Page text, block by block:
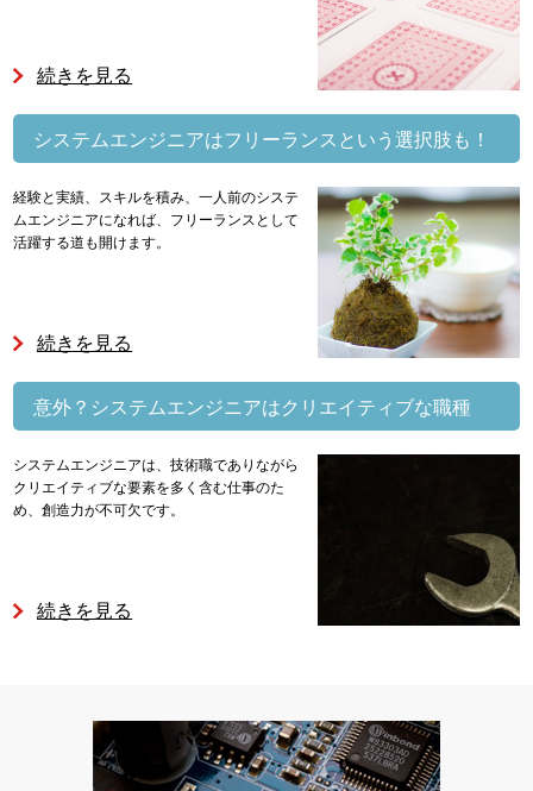
続きを見る
システムエンジニアはフリーランスという選択肢も！
経験と実績、スキルを積み、一人前のシステ
ムエンジニアになれば、フリーランスとして
活躍する道も開けます。
続きを見る
意外？システムエンジニアはクリエイティブな職種
システムエンジニアは、技術職でありながら
クリエイティブな要素を多く含む仕事のた
め、創造力が不可欠です。
続きを見る